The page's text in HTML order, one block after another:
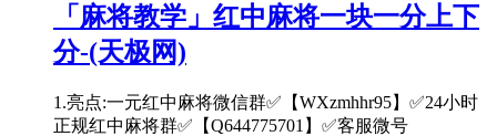
「麻将教学」红中麻将一块一分上下
分-(天极网)
1.亮点:一元红中麻将微信群✅【WXzmhhr95】✅24小时
正规红中麻将群✅【Q644775701】✅客服微号